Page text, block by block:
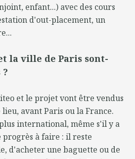
enfant...) avec des cours
d'out-placement, un
la ville de Paris sont-
et le projet vont être vendus
avant Paris ou la France.
international, même s'il y a
progrès à faire : il reste
d'acheter une baguette ou de